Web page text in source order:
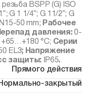
BSPP (G) ISO
G 1 1/4″; G 11/2″; G
50 mm; Рабочее
давления: 0-
+65…+180 °С; Серии
EL3; Напряжение
защиты: IP65.
Прямого действия
закрытый